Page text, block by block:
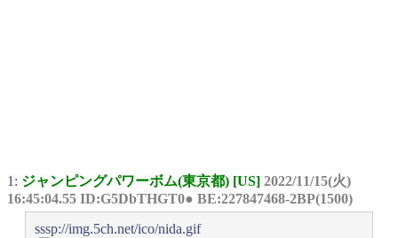
1: ジャンピングパワーボム(東京都) [US] 2022/11/15(火)
16:45:04.55 ID:G5DbTHGT0● BE:227847468-2BP(1500)
sssp://img.5ch.net/ico/nida.gif